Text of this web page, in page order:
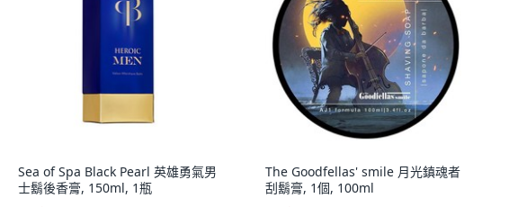
Sea of Spa Black Pearl 英雄勇氣男
士鬍後香膏, 150ml, 1瓶
The Goodfellas' smile 月光鎮魂者
刮鬍膏, 1個, 100ml